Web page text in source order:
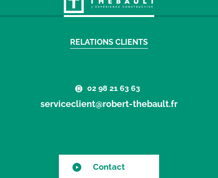
RELATIONS CLIENTS
02 98 21 63 63
serviceclient@robert-thebault.fr
Contact